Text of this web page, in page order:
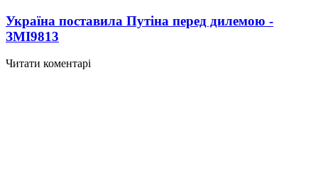
Україна поставила Путіна перед дилемою -
ЗМІ9813
Читати коментарі